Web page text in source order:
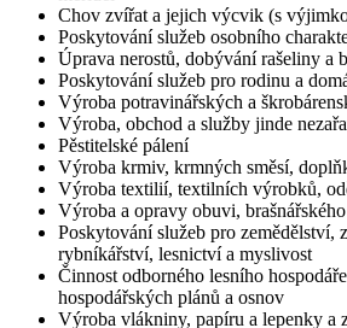
Chov zvířat a jejich výcvik (s
Poskytování služeb osobního
Úprava nerostů, dobývání rašeliny a
Poskytování služeb pro rodinu a
Výroba potravinářských a
Výroba, obchod a služby jinde
Pěstitelské pálení
Výroba krmiv, krmných směsí,
Výroba textilií, textilních výrobků,
Výroba a opravy obuvi,
Poskytování služeb pro zemědělství,
rybníkářství, lesnictví a myslivost
Činnost odborného lesního
hospodářských plánů a osnov
Výroba vlákniny, papíru a lepenky a